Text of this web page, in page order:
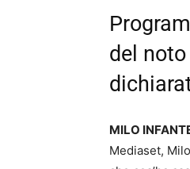
del
MILO
Mediaset,